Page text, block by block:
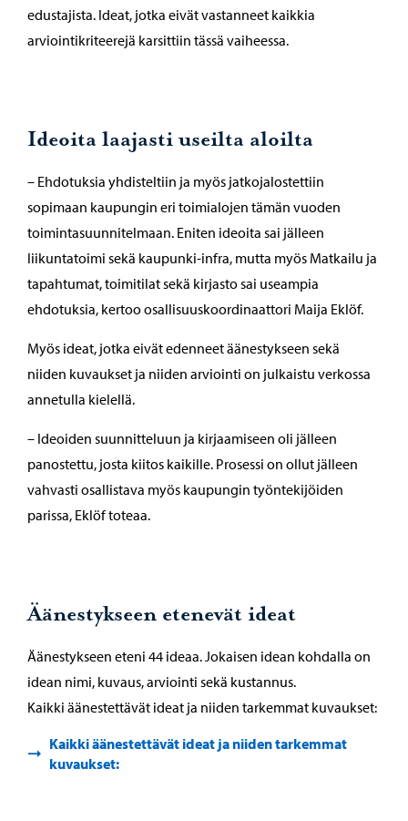
edustajista. Ideat, jotka eivät vastanneet kaikkia
arviointikriteerejä karsittiin tässä vaiheessa.
Ideoita laajasti useilta aloilta
– Ehdotuksia yhdisteltiin ja myös jatkojalostettiin
sopimaan kaupungin eri toimialojen tämän vuoden
toimintasuunnitelmaan. Eniten ideoita sai jälleen
liikuntatoimi sekä kaupunki-infra, mutta myös Matkailu ja
tapahtumat, toimitilat sekä kirjasto sai useampia
ehdotuksia, kertoo osallisuuskoordinaattori Maija Eklöf.
Myös ideat, jotka eivät edenneet äänestykseen sekä
niiden kuvaukset ja niiden arviointi on julkaistu verkossa
annetulla kielellä.
– Ideoiden suunnitteluun ja kirjaamiseen oli jälleen
panostettu, josta kiitos kaikille. Prosessi on ollut jälleen
vahvasti osallistava myös kaupungin työntekijöiden
parissa, Eklöf toteaa.
Äänestykseen etenevät ideat
Äänestykseen eteni 44 ideaa. Jokaisen idean kohdalla on
idean nimi, kuvaus, arviointi sekä kustannus.
Kaikki äänestettävät ideat ja niiden tarkemmat kuvaukset:
Kaikki äänestettävät ideat ja niiden tarkemmat
kuvaukset: